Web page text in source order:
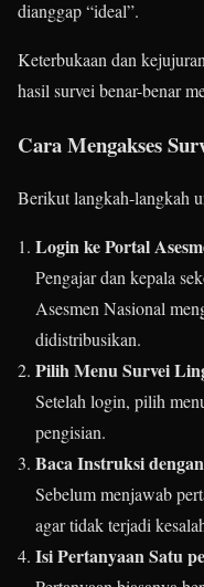
dianggap “ideal”.
Keterbukaan dan
hasil survei benar-benar
Cara Mengakses
Berikut langkah-langkah
Login ke Portal
Pengajar dan kepala
Asesmen Nasional
didistribusikan.
Pilih Menu Survei
Setelah login, pilih
pengisian.
Baca Instruksi
Sebelum menjawab
agar tidak terjadi
Isi Pertanyaan Satu